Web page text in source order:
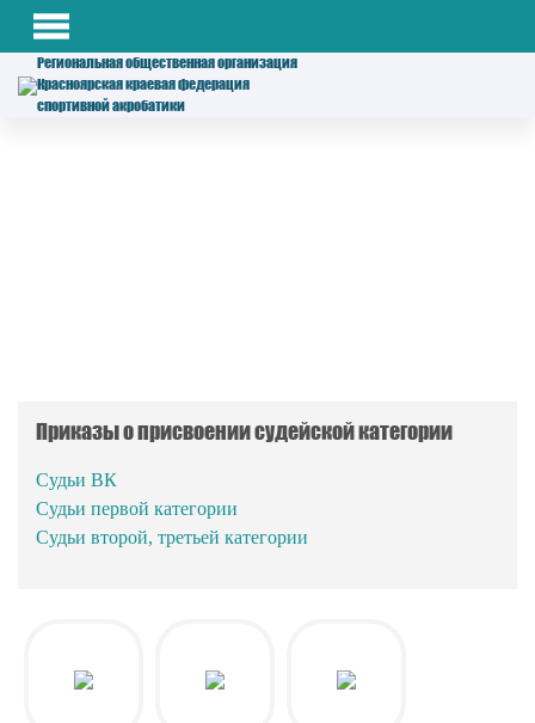
Региональная общественная организация
Красноярская краевая федерация
спортивной акробатики
Приказы о присвоении судейской категории
Судьи ВК
Судьи первой категории
Судьи второй, третьей категории